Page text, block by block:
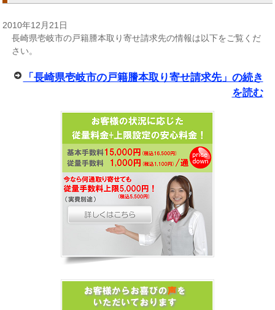
2010年12月21日
長崎県壱岐市の戸籍謄本取り寄せ請求先の情報は以下をご覧くだ
さい。
「長崎県壱岐市の戸籍謄本取り寄せ請求先」の続き
を読む